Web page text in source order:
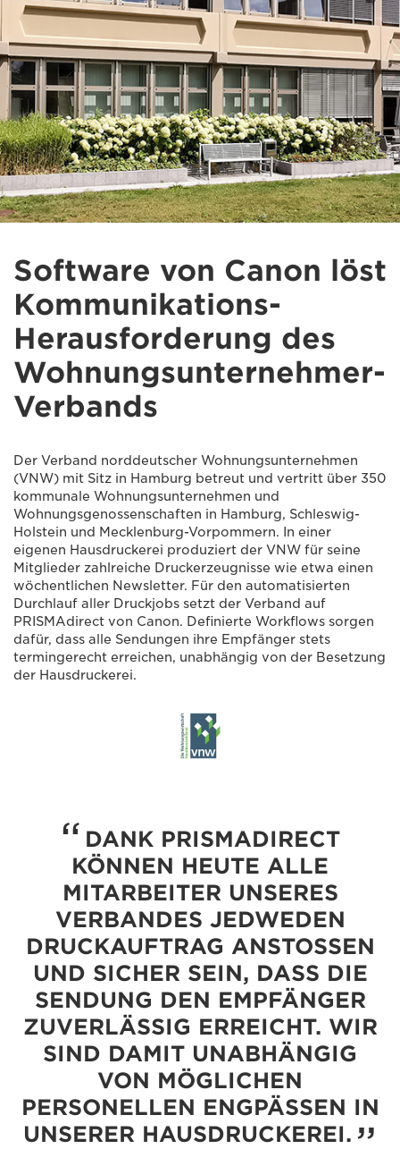
Software von Canon löst
Kommunikations-
Herausforderung des
Wohnungsunternehmer-
Verbands
Der Verband norddeutscher Wohnungsunternehmen
(VNW) mit Sitz in Hamburg betreut und vertritt über 350
kommunale Wohnungsunternehmen und
Wohnungsgenossenschaften in Hamburg, Schleswig-
Holstein und Mecklenburg-Vorpommern. In einer
eigenen Hausdruckerei produziert der VNW für seine
Mitglieder zahlreiche Druckerzeugnisse wie etwa einen
wöchentlichen Newsletter. Für den automatisierten
Durchlauf aller Druckjobs setzt der Verband auf
PRISMAdirect von Canon. Definierte Workflows sorgen
dafür, dass alle Sendungen ihre Empfänger stets
termingerecht erreichen, unabhängig von der Besetzung
der Hausdruckerei.
DANK PRISMADIRECT
KÖNNEN HEUTE ALLE
MITARBEITER UNSERES
VERBANDES JEDWEDEN
DRUCKAUFTRAG ANSTOSSEN U
ND SICHER SEIN, DASS DIE S
ENDUNG DEN EMPFÄNGER Z
UVERLÄSSIG ERREICHT. WIR S
IND DAMIT UNABHÄNGIG V
ON MÖGLICHEN P
ERSONELLEN ENGPÄSSEN IN U
NSERER HAUSDRUCKEREI.